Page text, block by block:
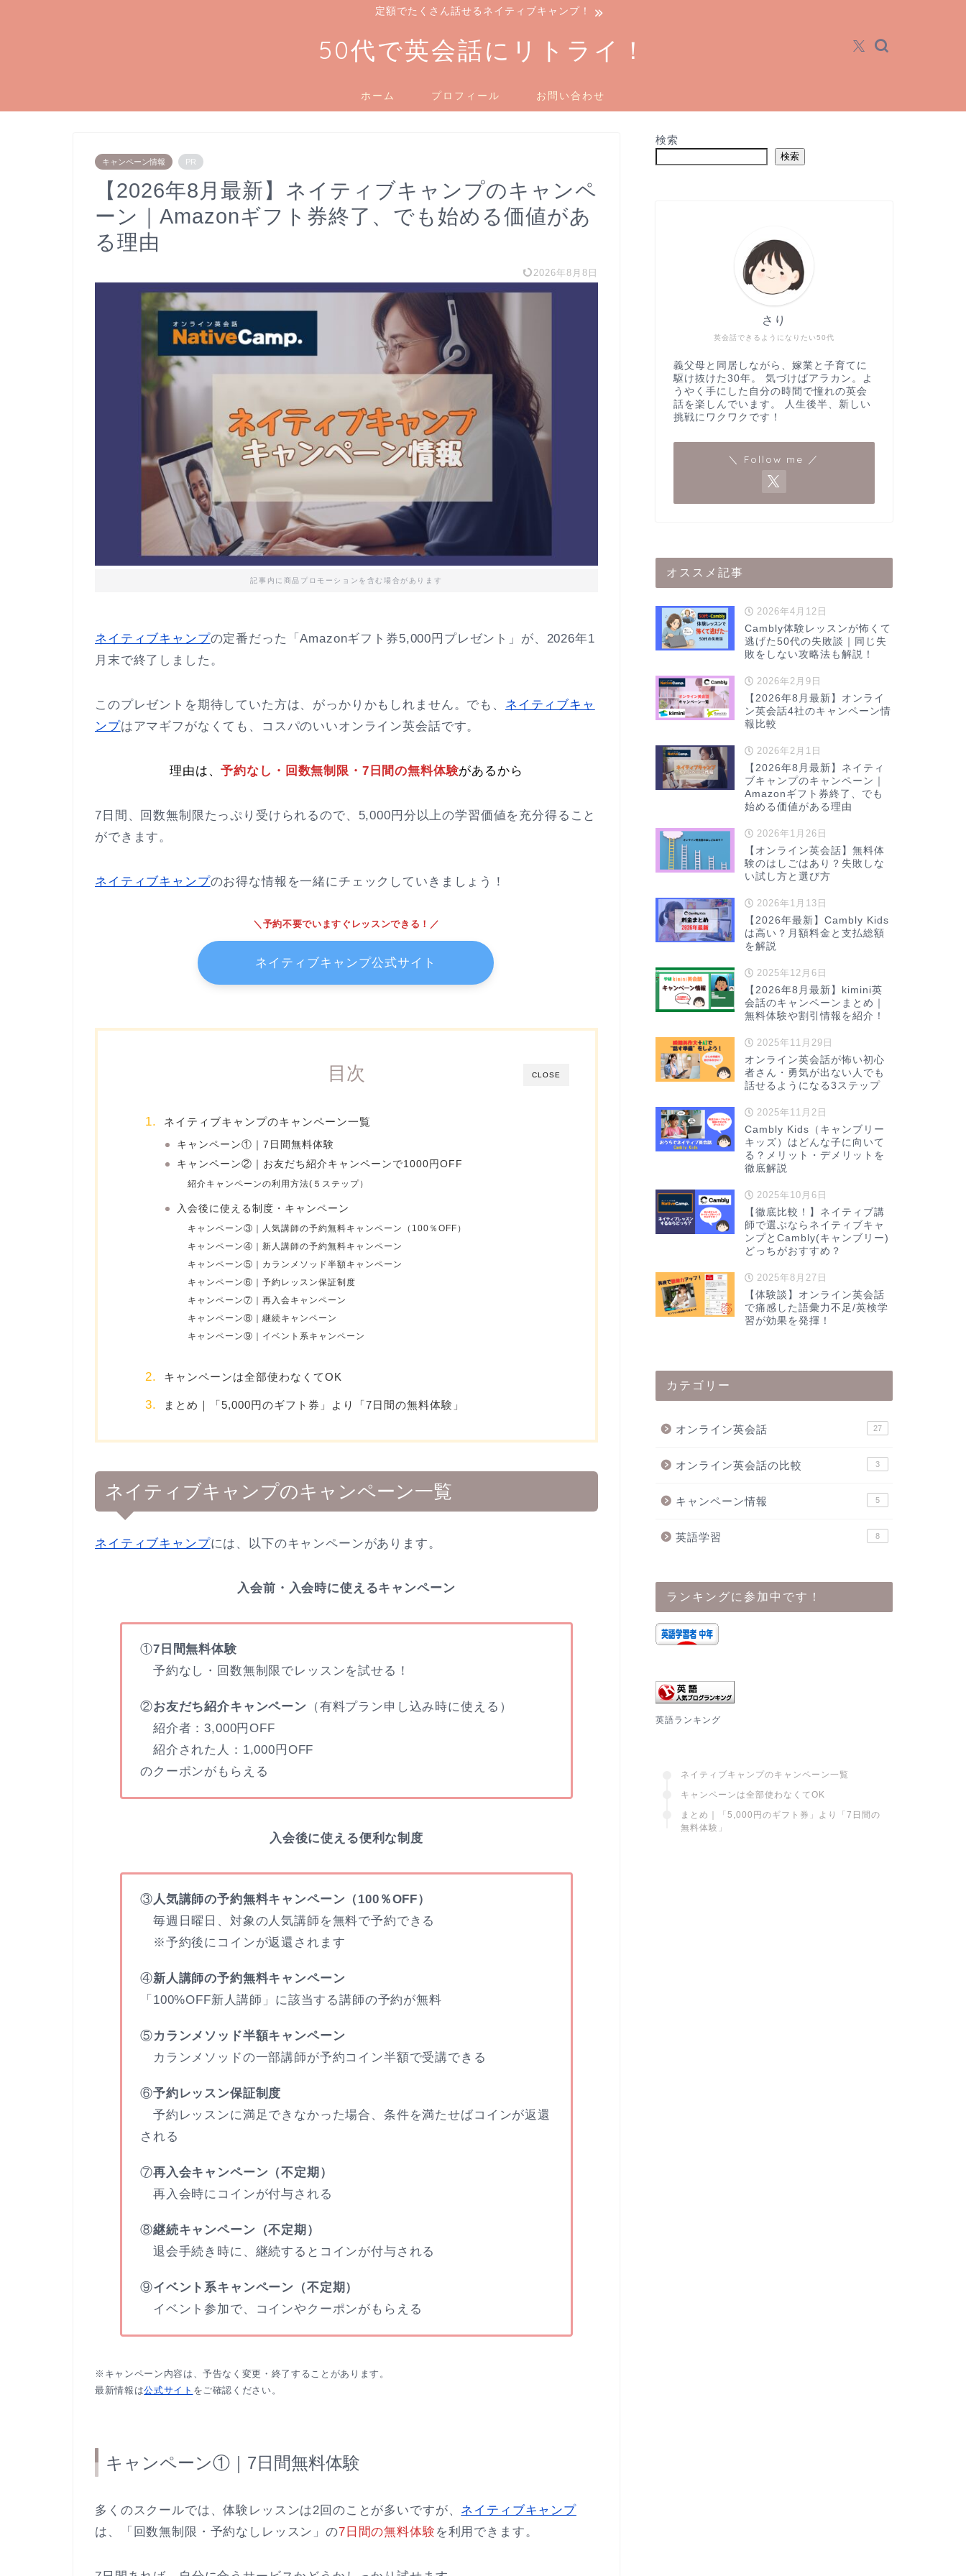
定額でたくさん話せるネイティブキャンプ！
50代で英会話にリトライ！
ホーム プロフィール お問い合わせ
キャンペーン情報 PR
【2026年8月最新】ネイティブキャンプのキャンペ
ーン｜Amazonギフト券終了、でも始める価値があ
る理由
2026年8月8日
記事内に商品プロモーションを含む場合があります
ネイティブキャンプの定番だった「Amazonギフト券5,000円プレゼント」が、2026年1
月末で終了しました。
このプレゼントを期待していた方は、がっかりかもしれません。でも、 ネイティブキャ
ンプはアマギフがなくても、コスパのいいオンライン英会話です。
理由は、予約なし・回数無制限・7日間の無料体験があるから
7日間、回数無制限たっぷり受けられるので、5,000円分以上の学習価値を充分得ること
ができます。
ネイティブキャンプのお得な情報を一緒にチェックしていきましょう！
＼予約不要でいますぐレッスンできる！／
ネイティブキャンプ公式サイト
CLOSE
目次
ネイティブキャンプのキャンペーン一覧
キャンペーン①｜7日間無料体験
キャンペーン②｜お友だち紹介キャンペーンで1000円OFF
紹介キャンペーンの利用方法(５ステップ）
入会後に使える制度・キャンペーン
キャンペーン③｜人気講師の予約無料キャンペーン（100％OFF）
キャンペーン④｜新人講師の予約無料キャンペーン
キャンペーン⑤｜カランメソッド半額キャンペーン
キャンペーン⑥｜予約レッスン保証制度
キャンペーン⑦｜再入会キャンペーン
キャンペーン⑧｜継続キャンペーン
キャンペーン⑨｜イベント系キャンペーン
キャンペーンは全部使わなくてOK
まとめ｜「5,000円のギフト券」より「7日間の無料体験」
ネイティブキャンプのキャンペーン一覧
ネイティブキャンプには、以下のキャンペーンがあります。
入会前・入会時に使えるキャンペーン
①7日間無料体験
予約なし・回数無制限でレッスンを試せる！
②お友だち紹介キャンペーン （有料プラン申し込み時に使える）
紹介者：3,000円OFF
紹介された人：1,000円OFF
のクーポンがもらえる
入会後に使える便利な制度
③ 人気講師の予約無料キャンペーン（100％OFF）
毎週日曜日、対象の人気講師を無料で予約できる
※予約後にコインが返還されます
④新人講師の予約無料キャンペーン
「100%OFF新人講師」に該当する講師の予約が無料
⑤カランメソッド半額キャンペーン
カランメソッドの一部講師が予約コイン半額で受講できる
⑥予約レッスン保証制度
予約レッスンに満足できなかった場合、条件を満たせばコインが返還
される
⑦再入会キャンペーン（不定期）
再入会時にコインが付与される
⑧継続キャンペーン（不定期）
退会手続き時に、継続するとコインが付与される
⑨イベント系キャンペーン（不定期）
イベント参加で、コインやクーポンがもらえる
※キャンペーン内容は、予告なく変更・終了することがあります。
最新情報は公式サイト をご確認ください。
キャンペーン①｜7日間無料体験
多くのスクールでは、体験レッスンは2回のことが多いですが、 ネイティブキャンプ
は、「回数無制限・予約なしレッスン」の7日間の無料体験 を利用できます。
検索
検索
英会話できるようになりたい50代
さり
義父母と同居しながら、嫁業と子育てに
駆け抜けた30年。 気づけばアラカン。よ
うやく手にした自分の時間で憧れの英会
話を楽しんでいます。 人生後半、新しい
挑戦にワクワクです！
＼ Follow me ／
オススメ記事
2026年4月12日
Cambly体験レッスンが怖くて
逃げた50代の失敗談｜同じ失
敗をしない攻略法も解説！
2026年2月9日
【2026年8月最新】オンライ
ン英会話4社のキャンペーン情
報比較
2026年2月1日
【2026年8月最新】ネイティ
ブキャンプのキャンペーン｜
Amazonギフト券終了、でも
始める価値がある理由
2026年1月26日
【オンライン英会話】無料体
験のはしごはあり？失敗しな
い試し方と選び方
2026年1月13日
【2026年最新】Cambly Kids
は高い？月額料金と支払総額
を解説
2025年12月6日
【2026年8月最新】kimini英
会話のキャンペーンまとめ｜
無料体験や割引情報を紹介！
2025年11月29日
オンライン英会話が怖い初心
者さん・勇気が出ない人でも
話せるようになる3ステップ
2025年11月2日
Cambly Kids（キャンブリー
キッズ）はどんな子に向いて
る？メリット・デメリットを
徹底解説
2025年10月6日
【徹底比較！】ネイティブ講
師で選ぶならネイティブキャ
ンプとCambly(キャンブリー)
どっちがおすすめ？
2025年8月27日
【体験談】オンライン英会話
で痛感した語彙力不足/英検学
習が効果を発揮！
カテゴリー
オンライン英会話 27
オンライン英会話の比較 3
キャンペーン情報 5
英語学習 8
ランキングに参加中です！
英語ランキング
ネイティブキャンプのキャンペーン一覧
キャンペーンは全部使わなくてOK
まとめ｜「5,000円のギフト券」より「7日間の
無料体験」